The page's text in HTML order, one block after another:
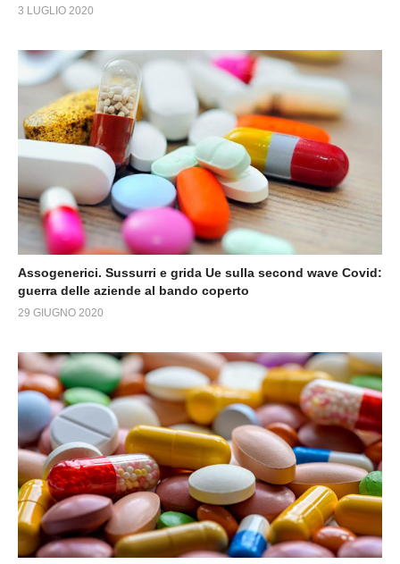
3 LUGLIO 2020
Assogenerici. Sussurri e grida Ue sulla second wave Covid:
guerra delle aziende al bando coperto
29 GIUGNO 2020